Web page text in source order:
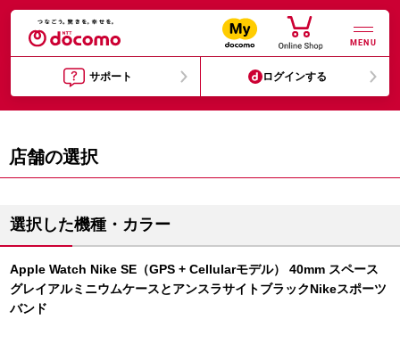
MENU
サポート ログインする
店舗の選択
選択した機種・カラー
Apple Watch Nike SE（GPS + Cellularモデル） 40mm スペース
グレイアルミニウムケースとアンスラサイトブラックNikeスポーツ
バンド